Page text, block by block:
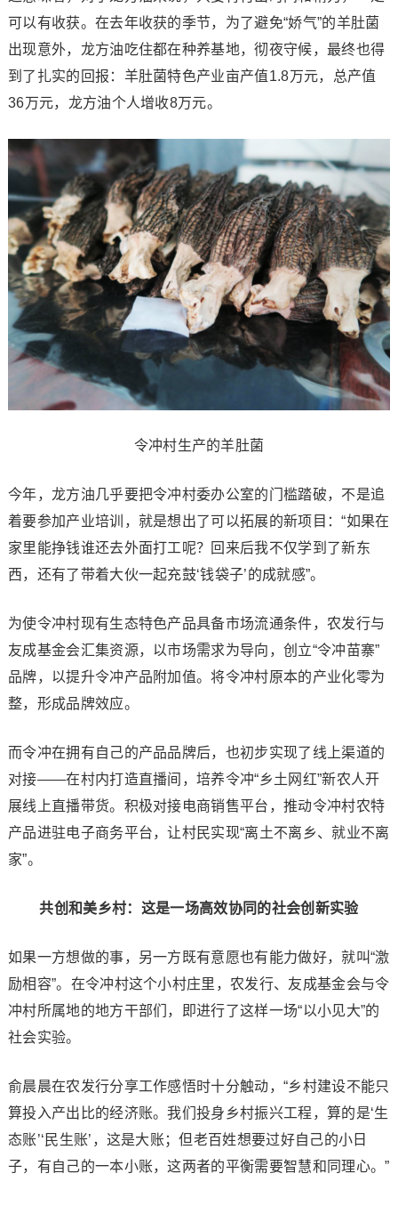
可以有收获。在去年收获的季节，为了避免“娇气”的羊肚菌
出现意外，龙方油吃住都在种养基地，彻夜守候，最终也得
到了扎实的回报：羊肚菌特色产业亩产值1.8万元，总产值
36万元，龙方油个人增收8万元。
令冲村生产的羊肚菌
今年，龙方油几乎要把令冲村委办公室的门槛踏破，不是追
着要参加产业培训，就是想出了可以拓展的新项目：“如果在
家里能挣钱谁还去外面打工呢？回来后我不仅学到了新东
西，还有了带着大伙一起充鼓‘钱袋子’的成就感”。
为使令冲村现有生态特色产品具备市场流通条件，农发行与
友成基金会汇集资源，以市场需求为导向，创立“令冲苗寨”
品牌，以提升令冲产品附加值。将令冲村原本的产业化零为
整，形成品牌效应。
而令冲在拥有自己的产品品牌后，也初步实现了线上渠道的
对接——在村内打造直播间，培养令冲“乡土网红”新农人开
展线上直播带货。积极对接电商销售平台，推动令冲村农特
产品进驻电子商务平台，让村民实现“离土不离乡、就业不离
家”。
共创和美乡村：这是一场高效协同的社会创新实验
如果一方想做的事，另一方既有意愿也有能力做好，就叫“激
励相容”。在令冲村这个小村庄里，农发行、友成基金会与令
冲村所属地的地方干部们，即进行了这样一场“以小见大”的
社会实验。
俞晨晨在农发行分享工作感悟时十分触动，“乡村建设不能只
算投入产出比的经济账。我们投身乡村振兴工程，算的是‘生
态账’‘民生账’，这是大账；但老百姓想要过好自己的小日
子，有自己的一本小账，这两者的平衡需要智慧和同理心。”